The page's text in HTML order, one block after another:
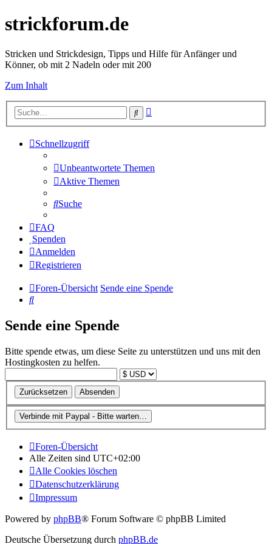
strickforum.de
Stricken und Strickdesign, Tipps und Hilfe für Anfänger und
Könner, ob mit 2 Nadeln oder mit 200
Zum Inhalt
Suche
Schnellzugriff
Unbeantwortete Themen
Aktive Themen
Suche
FAQ
Spenden
Anmelden
Registrieren
Foren-Übersicht Sende eine Spende
Suche
Sende eine Spende
Bitte spende etwas, um diese Seite zu unterstützen und uns mit den
Hostingkosten zu helfen.
Foren-Übersicht
Alle Zeiten sind UTC+02:00
Alle Cookies löschen
Datenschutzerklärung
Impressum
Powered by phpBB® Forum Software © phpBB Limited
Deutsche Übersetzung durch phpBB.de